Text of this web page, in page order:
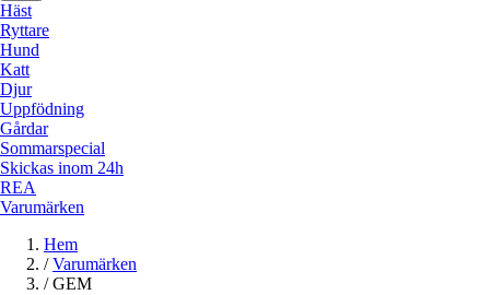
Häst
Ryttare
Hund
Katt
Djur
Uppfödning
Gårdar
Sommarspecial
Skickas inom 24h
REA
Varumärken
Hem
/ Varumärken
/ GEM